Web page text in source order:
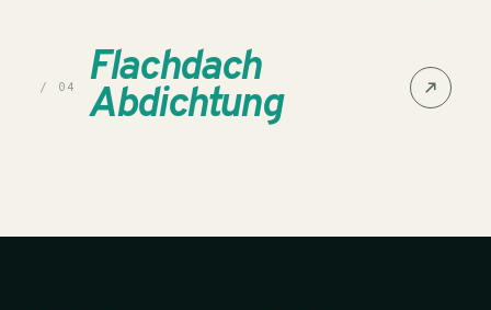
/ 04 Flachdach
Abdichtung